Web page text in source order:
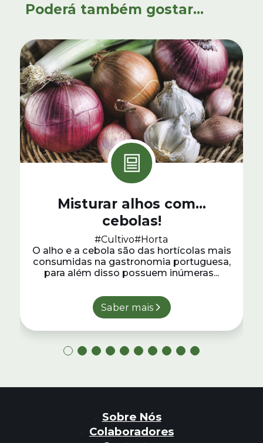
Poderá também gostar...
Misturar alhos com…
cebolas!
#Cultivo#Horta
O alho e a cebola são das hortícolas mais
consumidas na gastronomia portuguesa,
para além disso possuem inúmeras...
Saber mais
Sobre Nós
Colaboradores